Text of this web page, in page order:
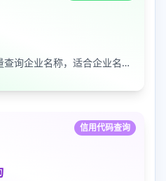
通过统一社会信用代码批量查询企业名称，适合企业名单核验、客户资料整理和工商信息补全
信用代码查询